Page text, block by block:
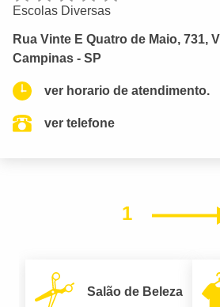
Escolas Diversas
Rua Vinte E Quatro de Maio, 731,
Campinas - SP
ver horario de atendimento.
ver telefone
1
Salão de Beleza